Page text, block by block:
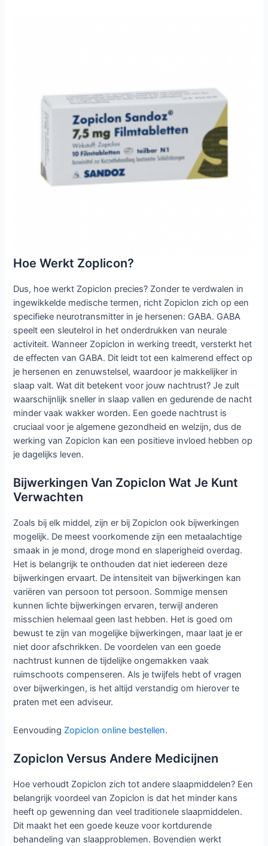
Hoe Werkt Zoplicon?
Dus, hoe werkt Zopiclon precies? Zonder te verdwalen in
ingewikkelde medische termen, richt Zopiclon zich op een
specifieke neurotransmitter in je hersenen: GABA. GABA
speelt een sleutelrol in het onderdrukken van neurale
activiteit. Wanneer Zopiclon in werking treedt, versterkt het
de effecten van GABA. Dit leidt tot een kalmerend effect op
je hersenen en zenuwstelsel, waardoor je makkelijker in
slaap valt. Wat dit betekent voor jouw nachtrust? Je zult
waarschijnlijk sneller in slaap vallen en gedurende de nacht
minder vaak wakker worden. Een goede nachtrust is
cruciaal voor je algemene gezondheid en welzijn, dus de
werking van Zopiclon kan een positieve invloed hebben op
je dagelijks leven.
Bijwerkingen Van Zopiclon Wat Je Kunt
Verwachten
Zoals bij elk middel, zijn er bij Zopiclon ook bijwerkingen
mogelijk. De meest voorkomende zijn een metaalachtige
smaak in je mond, droge mond en slaperigheid overdag.
Het is belangrijk te onthouden dat niet iedereen deze
bijwerkingen ervaart. De intensiteit van bijwerkingen kan
variëren van persoon tot persoon. Sommige mensen
kunnen lichte bijwerkingen ervaren, terwijl anderen
misschien helemaal geen last hebben. Het is goed om
bewust te zijn van mogelijke bijwerkingen, maar laat je er
niet door afschrikken. De voordelen van een goede
nachtrust kunnen de tijdelijke ongemakken vaak
ruimschoots compenseren. Als je twijfels hebt of vragen
over bijwerkingen, is het altijd verstandig om hierover te
praten met een adviseur.
Eenvouding Zopiclon online bestellen.
Zopiclon Versus Andere Medicijnen
Hoe verhoudt Zopiclon zich tot andere slaapmiddelen? Een
belangrijk voordeel van Zopiclon is dat het minder kans
heeft op gewenning dan veel traditionele slaapmiddelen.
Dit maakt het een goede keuze voor kortdurende
behandeling van slaapproblemen. Bovendien werkt